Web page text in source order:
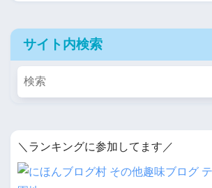
サイト内検索
＼ランキングに参加してます／